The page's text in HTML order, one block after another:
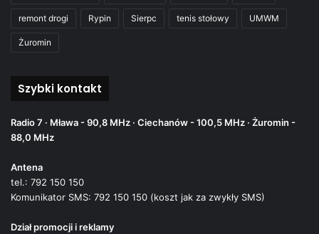
remont drogi Rypin Sierpc tenis stołowy UMWM
Żuromin
Szybki kontakt
Radio 7 · Mława - 90,8 MHz · Ciechanów - 100,5 MHz · Żuromin -
88,0 MHz
Antena
tel.: 792 150 150
Komunikator SMS: 792 150 150 (koszt jak za zwykły SMS)
Dział promocji i reklamy